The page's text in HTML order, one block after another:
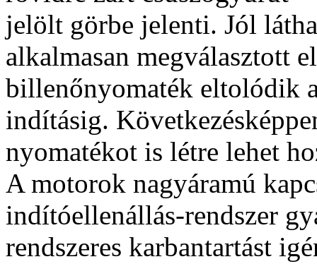
jelölt görbe jelenti. Jól
alkalmasan megválasztott
billenőnyomaték eltolódik
indításig.
nyomatékot is létre lehet
A motorok nagyáramú
indítóellenállás-rendszer
rendszeres karbantartást